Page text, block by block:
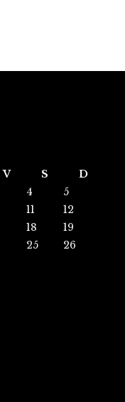
V S
D
4
5
11
12
18
19
25
26